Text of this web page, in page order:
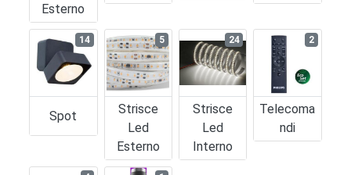
Esterno
Spot
14
Strisce
Led
Esterno
5
Strisce
Led
Interno
24
Telecoma
Ndi
2